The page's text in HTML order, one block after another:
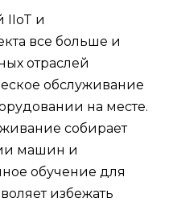
IIoT и
все больше и
отраслей
обслуживание
на месте.
собирает
машин и
обучение для
избежать